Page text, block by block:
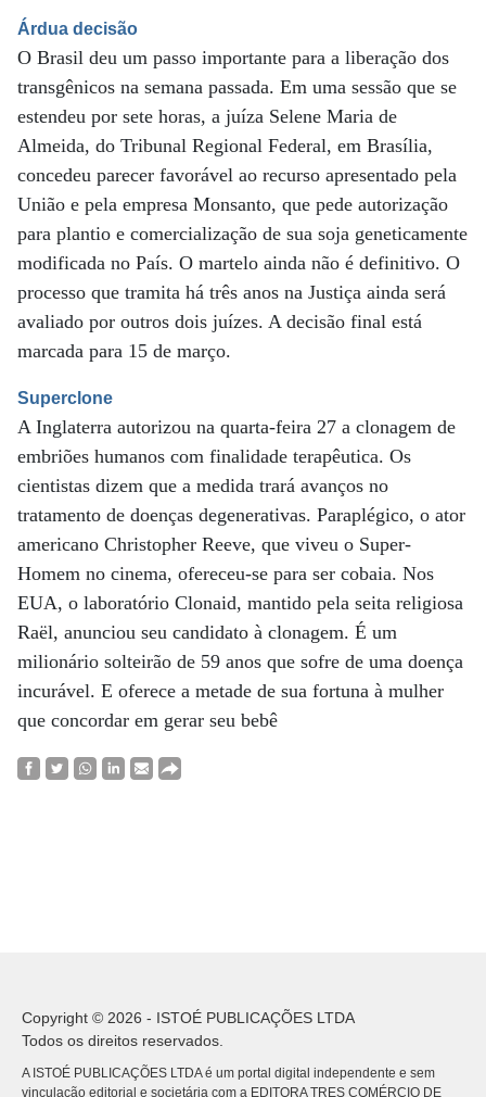
Árdua decisão
O Brasil deu um passo importante para a liberação dos
transgênicos na semana passada. Em uma sessão que se
estendeu por sete horas, a juíza Selene Maria de
Almeida, do Tribunal Regional Federal, em Brasília,
concedeu parecer favorável ao recurso apresentado pela
União e pela empresa Monsanto, que pede autorização
para plantio e comercialização de sua soja geneticamente
modificada no País. O martelo ainda não é definitivo. O
processo que tramita há três anos na Justiça ainda será
avaliado por outros dois juízes. A decisão final está
marcada para 15 de março.
Superclone
A Inglaterra autorizou na quarta-feira 27 a clonagem de
embriões humanos com finalidade terapêutica. Os
cientistas dizem que a medida trará avanços no
tratamento de doenças degenerativas. Paraplégico, o ator
americano Christopher Reeve, que viveu o Super-
Homem no cinema, ofereceu-se para ser cobaia. Nos
EUA, o laboratório Clonaid, mantido pela seita religiosa
Raël, anunciou seu candidato à clonagem. É um
milionário solteirão de 59 anos que sofre de uma doença
incurável. E oferece a metade de sua fortuna à mulher
que concordar em gerar seu bebê
Copyright © 2026 - ISTOÉ PUBLICAÇÕES LTDA
Todos os direitos reservados.
A ISTOÉ PUBLICAÇÕES LTDA é um portal digital independente e sem
vinculação editorial e societária com a EDITORA TRES COMÉRCIO DE